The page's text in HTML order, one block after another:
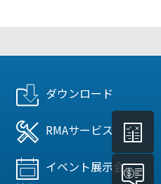
ダウンロード
RMAサービス
イベント展示会